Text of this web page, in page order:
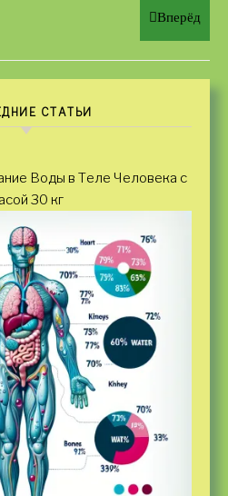
Вперёд
СТАТЬИ
Воды в Теле Человека с
30 кг